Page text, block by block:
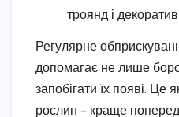
троянд і
Регулярне
допомагає не лише
запобігати їх появі.
рослин – краще